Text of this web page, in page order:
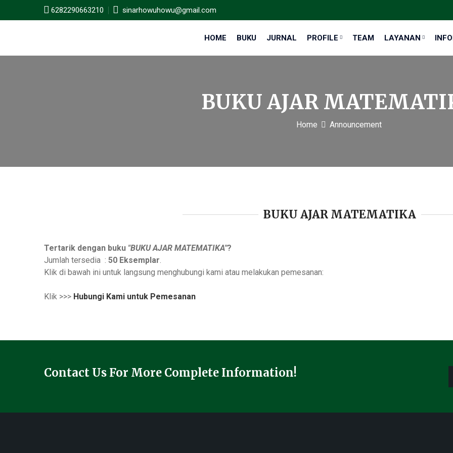
6282290663210 sinarhowuhowu@gmail.com
HOME BUKU JURNAL PROFILE TEAM LAYANAN
BUKU AJAR
Home Announcement
BUKU AJAR MATEMATIKA
Tertarik dengan buku "BUKU AJAR MATEMATIKA"?
Jumlah tersedia : 50 Eksemplar.
Klik di bawah ini untuk langsung menghubungi kami atau melakukan pemesanan:
Klik >>> Hubungi Kami untuk Pemesanan
Contact Us For More Complete Information!